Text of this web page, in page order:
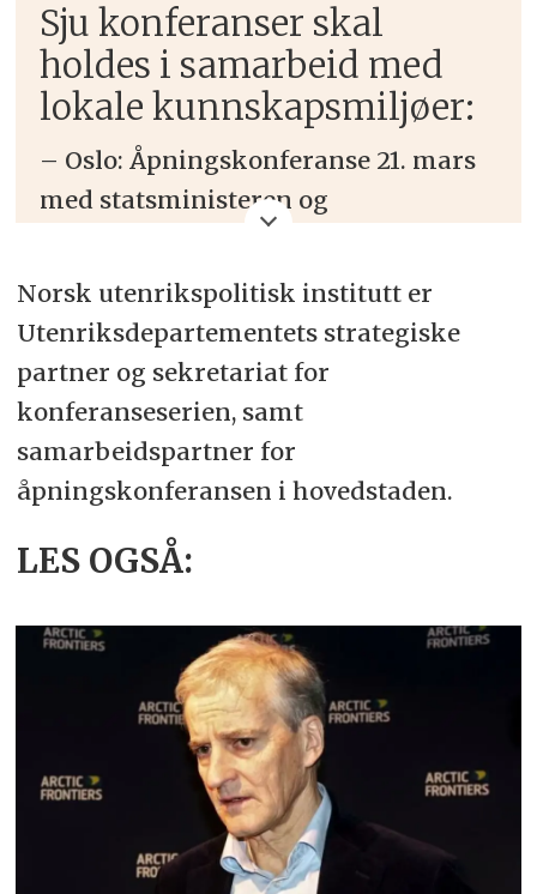
Sju konferanser skal
holdes i samarbeid med
lokale kunnskapsmiljøer:
– Oslo: Åpningskonferanse 21. mars
med statsministeren og
– Tromsø: Nordområdene, klima,
kultur og sikkerhetspolitikk.
– Trondheim: Klima, energi og
teknologi.
– Stavanger: Norsk næringsliv i en
mer komplisert handels- og
– Rena/Elverum: Norsk sikkerhet og
fred- og forsoningspolitikk i en
urolig og uforutsigbar verden.
– Kristiansand/Arendal:
Sammenhenger mellom utviklings-
og sikkerhetspolitikk.
Norsk utenrikspolitisk institutt er
Utenriksdepartementets strategiske
partner og sekretariat for
konferanseserien, samt
samarbeidspartner for
åpningskonferansen i hovedstaden.
LES OGSÅ: